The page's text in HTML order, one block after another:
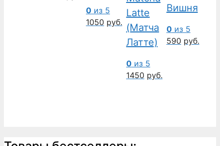
0из 5
1050 руб.
Latte
(Матча
Латте)
0из 5
1450 руб.
Вишня
0из 5
590 руб.